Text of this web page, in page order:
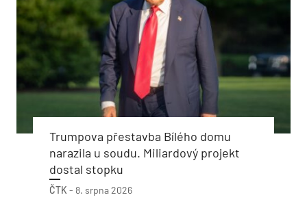
Trumpova přestavba Bílého domu
narazila u soudu. Miliardový projekt
dostal stopku
ČTK - 8. srpna 2026